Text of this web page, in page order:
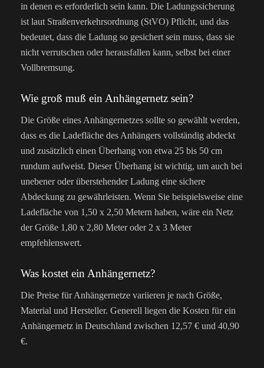
in denen es erforderlich sein kann. Die Ladungssicherung
ist laut Straßenverkehrsordnung (StVO) Pflicht, und das
bedeutet, dass die Ladung so gesichert sein muss, dass sie
nicht verrutschen oder herausfallen kann, selbst bei einer
Vollbremsung.
Wie groß muß ein Anhängernetz sein?
Die Größe eines Anhängernetzes sollte so gewählt werden,
dass es die Ladefläche des Anhängers vollständig abdeckt
und zusätzlich einen Überhang von etwa 25 bis 50 cm
rundum aufweist. Dieser Überhang ist wichtig, um auch bei
unebener oder überstehender Ladung eine sichere
Abdeckung zu gewährleisten. Wenn Sie beispielsweise eine
Ladefläche von 1,50 x 2,50 Metern haben, wäre ein Netz
der Größe 1,80 x 2,80 Meter oder 2 x 3 Meter
empfehlenswert.
Was kostet ein Anhängernetz?
Die Preise für Anhängernetze variieren je nach Größe,
Material und Hersteller. Generell liegen die Kosten für ein
Anhängernetz in Deutschland zwischen 12,57 € und 40,90
€.